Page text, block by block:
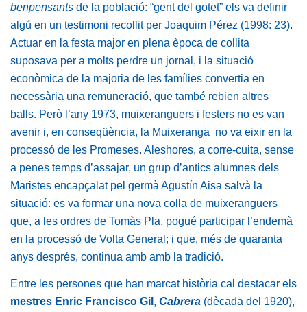
benpensants de la població: “gent del gotet” els va definir
algú en un testimoni recollit per Joaquim Pérez (1998: 23).
Actuar en la festa major en plena època de collita
suposava per a molts perdre un jornal, i la situació
econòmica de la majoria de les famílies convertia en
necessària una remuneració, que també rebien altres
balls. Però l’any 1973, muixeranguers i festers no es van
avenir i, en conseqüència, la Muixeranga no va eixir en la
processó de les Promeses. Aleshores, a corre-cuita, sense
a penes temps d’assajar, un grup d’antics alumnes dels
Maristes encapçalat pel germà Agustín Aisa salvà la
situació: es va formar una nova colla de muixeranguers
que, a les ordres de Tomàs Pla, pogué participar l’endemà
en la processó de Volta General; i que, més de quaranta
anys després, continua amb amb la tradició.
Entre les persones que han marcat història cal destacar els
mestres Enric Francisco Gil , Cabrera (dècada del 1920),